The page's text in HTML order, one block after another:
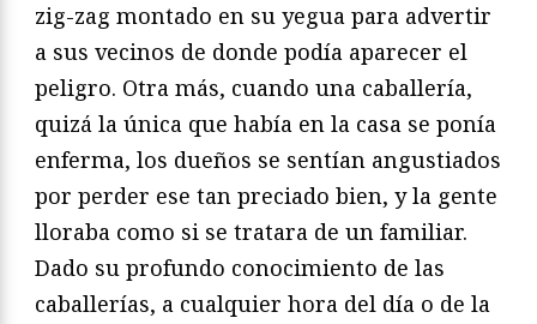
zig-zag montado en su yegua para advertir
a sus vecinos de donde podía aparecer el
peligro. Otra más, cuando una caballería,
quizá la única que había en la casa se ponía
enferma, los dueños se sentían angustiados
por perder ese tan preciado bien, y la gente
lloraba como si se tratara de un familiar.
Dado su profundo conocimiento de las
caballerías, a cualquier hora del día o de la